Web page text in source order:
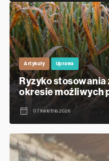
Artykuły Uprawa
Ryzyko
okresie możliwych
07 kwietnia 2026